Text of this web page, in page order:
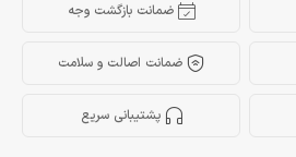
ضمانت بازگشت وجه
ضمانت اصالت و سلامت
پشتیبانی سریع